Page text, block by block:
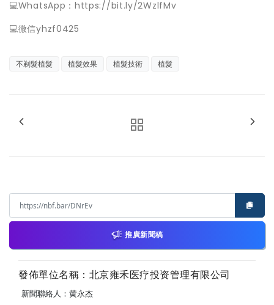
💻WhatsApp：https://bit.ly/2WzlfMv
💻微信yhzf0425
不剃髮植髮 植髮效果 植髮技術 植髮
推廣新聞稿
發佈單位名稱：北京雍禾医疗投资管理有限公司
新聞聯絡人：黄永杰